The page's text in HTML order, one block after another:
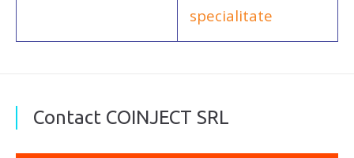
specialitate
Contact COINJECT SRL